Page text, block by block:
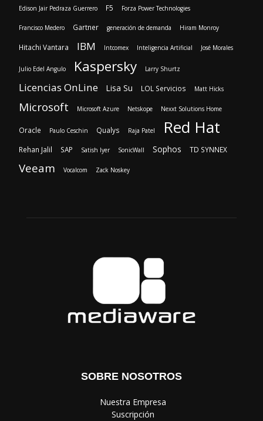
Edison Jair Pedraza Guerrero F5 Forza Power Technologies
Francisco Medero Gartner generación de demanda Hiram Monroy
Hitachi Vantara IBM Intcomex Inteligencia Artificial José Morales
Julio Edel Angulo Kaspersky Larry Shurtz
Licencias OnLine Lisa Su LOL Servicios Matt Hicks
Microsoft Microsoft Azure Netskope Nexxt Solutions Home
Oracle Paulo Ceschin Qualys Raja Patel Red Hat
Rehan Jalil SAP Satish Iyer SonicWall Sophos TD SYNNEX
Veeam Vocalcom Zack Noskey
SOBRE NOSOTROS
‎ Nuestra Empresa
‎ Suscripción